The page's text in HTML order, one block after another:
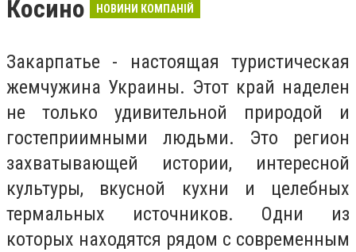
Косино
НОВИНИ КОМПАНІЙ
Закарпатье - настоящая туристическая
жемчужина Украины. Этот край наделен
не только удивительной природой и
гостеприимными людьми. Это регион
захватывающей истории, интересной
культуры, вкусной кухни и целебных
термальных источников. Одни из
которых находятся рядом с современным